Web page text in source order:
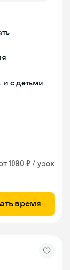
и с детьми
1090 ₽ / урок
время